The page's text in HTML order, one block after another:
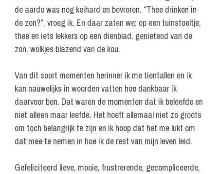
de aarde was nog keihard en bevroren. “Thee drinken in
de zon?”, vroeg ik. En daar zaten we: op een tuinstoeltje,
thee en iets lekkers op een dienblad, genietend van de
zon, wolkjes blazend van de kou.
Van dit soort momenten herinner ik me tientallen en ik
kan nauwelijks in woorden vatten hoe dankbaar ik
daarvoor ben. Dat waren de momenten dat ik beleefde en
niet alleen maar leefde. Het hoeft allemaal niet zo groots
om toch belangrijk te zijn en ik hoop dat het me lukt om
dat mee te nemen in hoe ik de rest van mijn leven leid.
Gefeliciteerd lieve, mooie, frustrerende, gecompliceerde,